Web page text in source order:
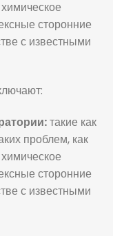
сторонние
с известными
такие как
проблем, как
сторонние
с известными